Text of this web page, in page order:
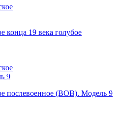
конца 19 века голубое
послевоенное (ВОВ). Модель 9